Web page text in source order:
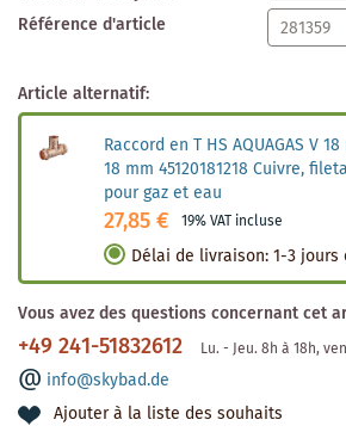
Référence d'article
Article alternatif:
Raccord en T HS AQUAGAS V
18 mm 45120181218 Cuivre,
pour gaz et eau
27,85 € 19% VAT incluse
Délai de livraison:1-3 jours
Vous avez des questions concernant cet
+49 241-51832612 Lu. - Jeu. 8h à 18h,
info@skybad.de
Ajouter à la liste des souhaits